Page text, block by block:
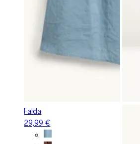
Falda
29,99 €